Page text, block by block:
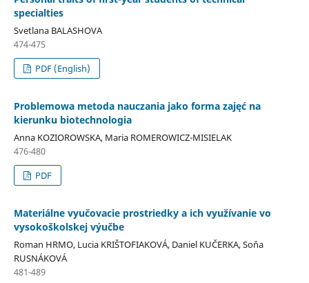
specialties
Svetlana BALASHOVA
474-475
PDF (English)
Problemowa metoda nauczania jako forma zajęć na
kierunku biotechnologia
Anna KOZIOROWSKA, Maria ROMEROWICZ-MISIELAK
476-480
PDF
Materiálne vyučovacie prostriedky a ich využívanie vo
vysokoškolskej výučbe
Roman HRMO, Lucia KRIŠTOFIAKOVÁ, Daniel KUČERKA, Soňa
RUSNÁKOVÁ
481-489